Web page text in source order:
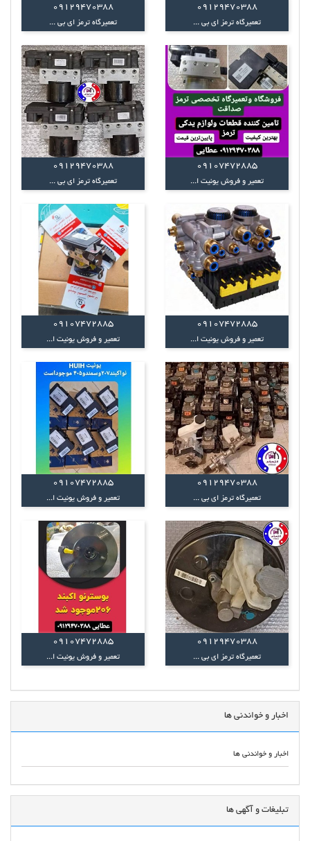
09129470388
تعمیرگاه ترمز ای بی ...
09129470388
تعمیرگاه ترمز ای بی ...
09107472885
تعمیر و فروش یونیت ا...
09129470388
تعمیرگاه ترمز ای بی ...
09107472885
تعمیر و فروش یونیت ا...
09107472885
تعمیر و فروش یونیت ا...
09129470388
تعمیرگاه ترمز ای بی ...
09107472885
تعمیر و فروش یونیت ا...
09129470388
تعمیرگاه ترمز ای بی ...
09107472885
تعمیر و فروش یونیت ا...
اخبار و خواندنی ها
اخبار و خواندنی ها
تبلیغات و آگهی ها